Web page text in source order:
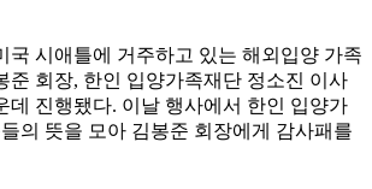
국 시애틀에 거주하고 있는 해외입양 가족
준 회장, 한인 입양가족재단 정소진 이사
데 진행됐다. 이날 행사에서 한인 입양가
의 뜻을 모아 김봉준 회장에게 감사패를